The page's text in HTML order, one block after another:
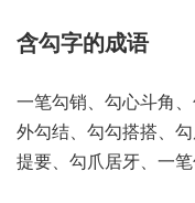
含勾字的成语
一笔勾销、勾心斗角
外勾结、勾勾搭搭、
提要、勾爪居牙、一